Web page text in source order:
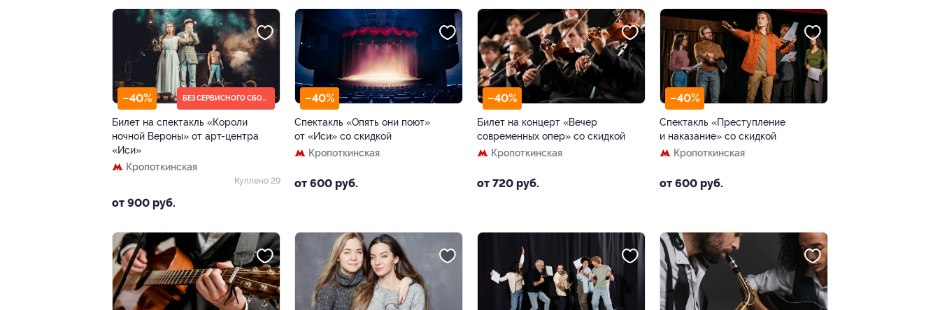
–40% БЕЗ СЕРВИСНОГО СБОРА
Билет на спектакль «Короли
ночной Вероны» от арт-центра
«Иси»
Кропоткинская
от 900 руб.
Куплено 29
–40%
Спектакль «Опять они поют»
от «Иси» со скидкой
Кропоткинская
от 600 руб.
–40%
Билет на концерт «Вечер
современных опер» со скидкой
Кропоткинская
от 720 руб.
–40%
Спектакль «Преступление
и наказание» со скидкой
Кропоткинская
от 600 руб.